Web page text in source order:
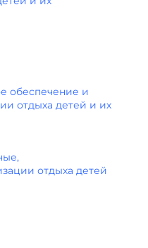
обеспечение и
отдыха детей и их
отдыха детей